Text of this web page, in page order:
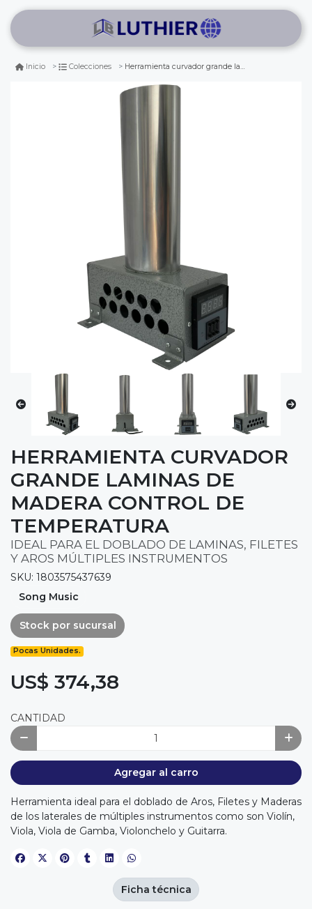
Inicio Colecciones Herramienta curvador grande laminas de madera control de temperatura
HERRAMIENTA CURVADOR
GRANDE LAMINAS DE
MADERA CONTROL DE
TEMPERATURA
IDEAL PARA EL DOBLADO DE LAMINAS, FILETES
Y AROS MÚLTIPLES INSTRUMENTOS
SKU: 1803575437639
Song Music
Stock por sucursal
Pocas Unidades.
US$ 374,38
CANTIDAD
Agregar al carro
Herramienta ideal para el doblado de Aros, Filetes y Maderas
de los laterales de múltiples instrumentos como son Violín,
Viola, Viola de Gamba, Violonchelo y Guitarra.
Ficha técnica